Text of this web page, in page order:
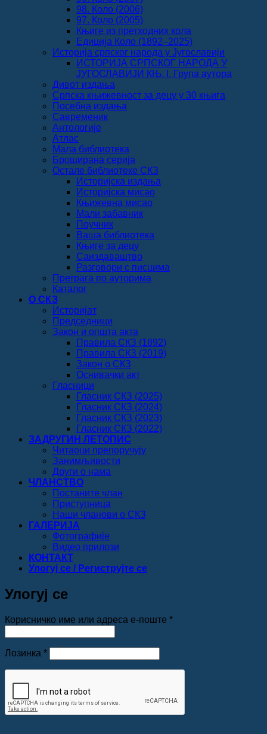
98. Коло (2006)
97. Коло (2005)
Књиге из претходних кола
Едиција Коло (1892‒2025)
Историја српског народа у Југославији
ИСТОРИЈА СРПСКОГ НАРОДА У
ЈУГОСЛАВИЈИ КЊ. I, Група аутора
Дивот издања
Српска књижевност за децу у 30 књига
Посебна издања
Савременик
Антологије
Атлас
Мала библиотека
Броширана серија
Остале библиотеке СКЗ
Историјска издања
Историјска мисао
Књижевна мисао
Мали забавник
Поучник
Ваша библиотека
Књиге за децу
Саиздаваштво
Разговори с писцима
Претрага по ауторима
Каталог
О СКЗ
Историјат
Председници
Закон и општа акта
Правила СКЗ (1892)
Правила СКЗ (2019)
Закон о СКЗ
Оснивачки акт
Гласници
Гласник СКЗ (2025)
Гласник СКЗ (2024)
Гласник СКЗ (2023)
Гласник СКЗ (2022)
ЗАДРУГИН ЛЕТОПИС
Читаоци препоручују
Занимљивости
Други о нама
ЧЛАНСТВО
Постаните члан
Приступница
Наши чланови о СКЗ
ГАЛЕРИЈА
Фотографије
Видео прилози
КОНТАКТ
Улогуј се / Региструјте се
Улогуј се
Корисничко име или адреса е-поште *Обавезно
Лозинка *Обавезно